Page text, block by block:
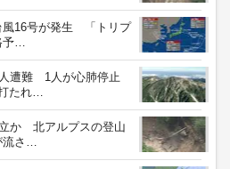
風16号が発生 「トリプ
予…
遭難 1人が心肺停止
たれ…
か 北アルプスの登山
流さ…